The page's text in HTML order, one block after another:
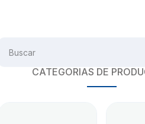
CATEGORIAS DE